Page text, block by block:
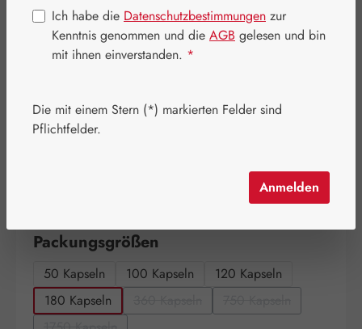
Regulärer Preis:
96,90 €
Inhalt:0.166 Kilogramm
Packungsgrößen
50 Kapseln 100 Kapseln
120 Kapseln
180 Kapseln
(Diese Option ist zurzeit nicht verfügbar.)
(Diese Option ist
Ich habe die Datenschutzbestimmungen zur
Kenntnis genommen und die AGB gelesen und bin
mit ihnen einverstanden. *
Die mit einem Stern (*) markierten Felder sind
Pflichtfelder.
Anmelden